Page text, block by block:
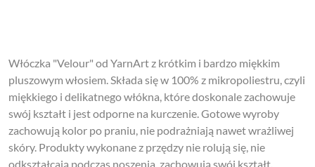
Włóczka "Velour" od YarnArt z krótkim i bardzo miękkim
pluszowym włosiem. Składa się w 100% z mikropoliestru, czyli
miękkiego i delikatnego włókna, które doskonale zachowuje
swój kształt i jest odporne na kurczenie. Gotowe wyroby
zachowują kolor po praniu, nie podrażniają nawet wrażliwej
skóry. Produkty wykonane z przędzy nie rolują się, nie
odkształcają podczas noszenia, zachowują swój kształt.